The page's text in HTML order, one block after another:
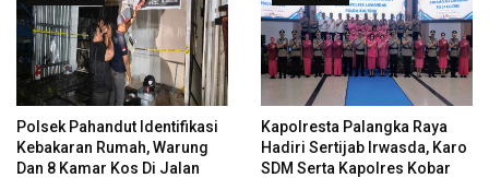
Polsek Pahandut Identifikasi
Kebakaran Rumah, Warung
Dan 8 Kamar Kos Di Jalan
Kapolresta Palangka Raya
Hadiri Sertijab Irwasda, Karo
SDM Serta Kapolres Kobar